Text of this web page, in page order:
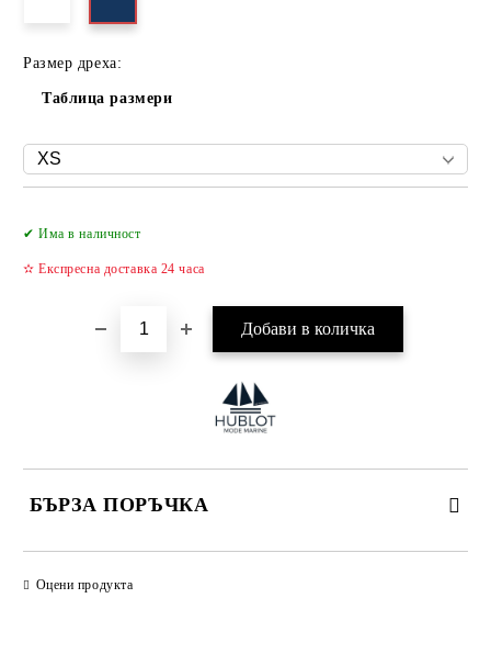
Размер дреха:
Таблица размери
✔ Има в наличност
✫ Експресна доставка 24 часа
БЪРЗА ПОРЪЧКА
Оцени продукта